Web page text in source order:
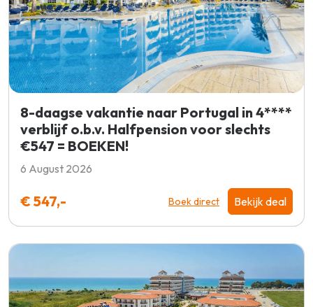
8-daagse vakantie naar Portugal in 4****
verblijf o.b.v. Halfpension voor slechts
€547 = BOEKEN!
6 August 2026
€ 547,- Boek direct Bekijk deal